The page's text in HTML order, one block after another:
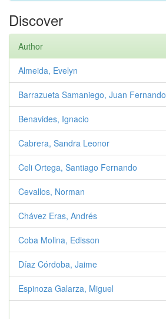
Discover
Author
Almeida, Evelyn
Barrazueta Samaniego, Juan Fernando
Benavides, Ignacio
Cabrera, Sandra Leonor
Celi Ortega, Santiago Fernando
Cevallos, Norman
Chávez Eras, Andrés
Coba Molina, Edisson
Díaz Córdoba, Jaime
Espinoza Galarza, Miguel